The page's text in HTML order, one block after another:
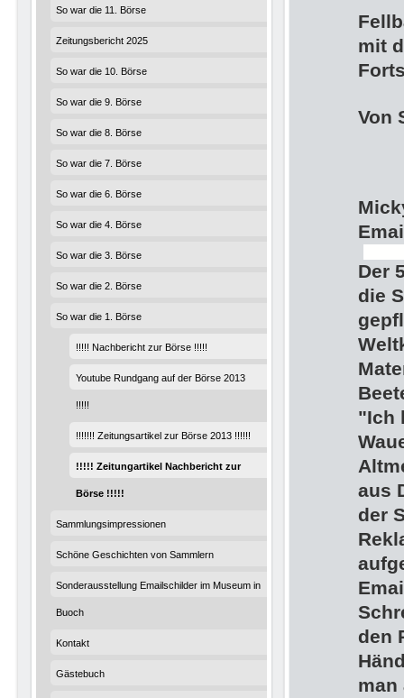
mit
Von
Der
die
"Ich
aus
der
den
man
So war die 11. Börse
Zeitungsbericht 2025
So war die 10. Börse
So war die 9. Börse
So war die 8. Börse
So war die 7. Börse
So war die 6. Börse
So war die 4. Börse
So war die 3. Börse
So war die 2. Börse
So war die 1. Börse
!!!!! Nachbericht zur Börse !!!!!
Youtube Rundgang auf der Börse 2013
!!!!!
!!!!!!! Zeitungsartikel zur Börse 2013 !!!!!!
!!!!! Zeitungartikel Nachbericht zur
Börse !!!!!
Sammlungsimpressionen
Schöne Geschichten von Sammlern
Sonderausstellung Emailschilder im Museum in
Buoch
Kontakt
Gästebuch